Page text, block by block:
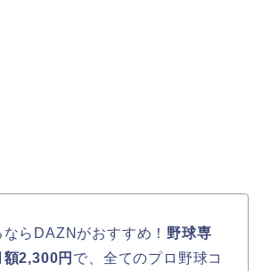
らDAZNがおすすめ！ 野球専
2,300円 で、全てのプロ野球コ